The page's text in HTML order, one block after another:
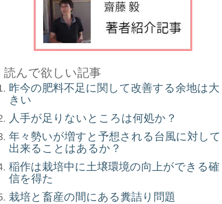
読んで欲しい記事
昨今の肥料不足に関して改善する余地は大
きい
人手が足りないところは何処か？
年々勢いが増すと予想される台風に対して
出来ることはあるか？
稲作は栽培中に土壌環境の向上ができる確
信を得た
栽培と畜産の間にある糞詰り問題